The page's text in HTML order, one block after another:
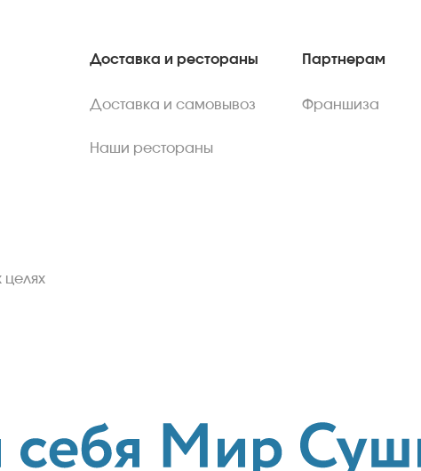
целях
Доставка и рестораны
Доставка и самовывоз
Наши рестораны
Партнерам
Франшиза